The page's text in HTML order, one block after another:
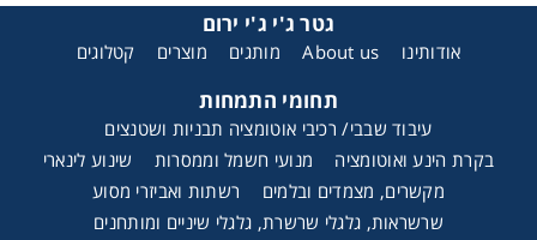
גטר ג'י ג'י ירום
אודותינו About us מותגים מוצרים קטלוגים
תחומי התמחות
עיבוד שבבי/ רכיבי אוטומציה תבניות ושטנצים
בקרת הינע ואוטומציה
מנועי חשמל וממסרות
שינוע לינארי
מקשרים, מצמדים ובלמים
רשתות ואביזרי מסוע
שרשראות, גלגלי שרשרת, גלגלי שיניים ומותחנים